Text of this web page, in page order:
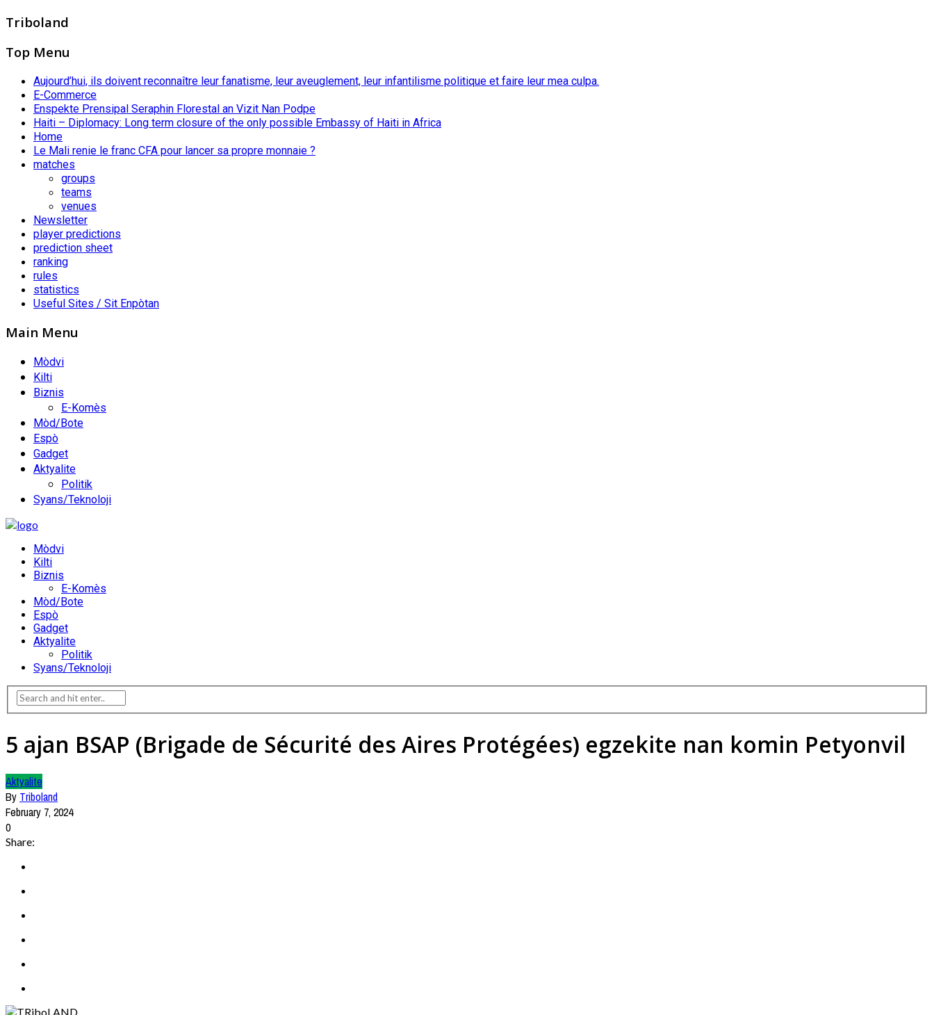
Triboland
Top Menu
Aujourd’hui, ils doivent reconnaître leur fanatisme, leur aveuglement, leur infantilisme politique et faire leur mea culpa.
E-Commerce
Enspekte Prensipal Seraphin Florestal an Vizit Nan Podpe
Haiti – Diplomacy: Long term closure of the only possible Embassy of Haiti in Africa
Home
Le Mali renie le franc CFA pour lancer sa propre monnaie ?
matches
groups
teams
venues
Newsletter
player predictions
prediction sheet
ranking
rules
statistics
Useful Sites / Sit Enpòtan
Main Menu
Mòdvi
Kilti
Biznis
E-Komès
Mòd/Bote
Espò
Gadget
Aktyalite
Politik
Syans/Teknoloji
Mòdvi
Kilti
Biznis
E-Komès
Mòd/Bote
Espò
Gadget
Aktyalite
Politik
Syans/Teknoloji
5 ajan BSAP (Brigade de Sécurité des Aires Protégées) egzekite nan komin Petyonvil
Aktyalite
By Triboland
February 7, 2024
0
Share: